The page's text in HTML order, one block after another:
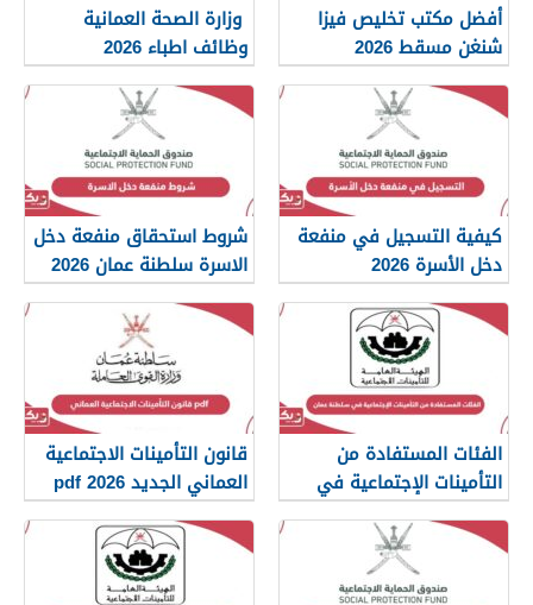
أفضل مكتب تخليص فيزا
شنغن مسقط 2026
وزارة الصحة العمانية
وظائف اطباء 2026
كيفية التسجيل في منفعة
دخل الأسرة 2026
شروط استحقاق منفعة دخل
الاسرة سلطنة عمان 2026
الفئات المستفادة من
التأمينات الإجتماعية في
سلطنة عمان 2026
قانون التأمينات الاجتماعية
العماني الجديد 2026 pdf